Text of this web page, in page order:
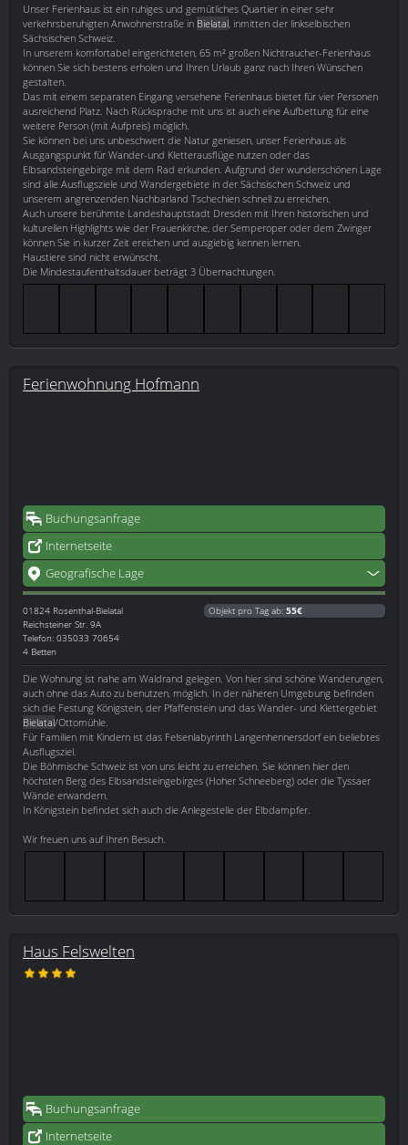
Unser Ferienhaus ist ein ruhiges und gemütliches Quartier in einer sehr
verkehrsberuhigten Anwohnerstraße in Bielatal , inmitten der linkselbischen
Sächsischen Schweiz.
In unserem komfortabel eingerichteten, 65 m² großen Nichtraucher-Ferienhaus
können Sie sich bestens erholen und Ihren Urlaub ganz nach Ihren Wünschen
gestalten.
Das mit einem separaten Eingang versehene Ferienhaus bietet für vier Personen
ausreichend Platz. Nach Rücksprache mit uns ist auch eine Aufbettung für eine
weitere Person (mit Aufpreis) möglich.
Sie können bei uns unbeschwert die Natur geniesen, unser Ferienhaus als
Ausgangspunkt für Wander-und Kletterausflüge nutzen oder das
Elbsandsteingebirge mit dem Rad erkunden. Aufgrund der wunderschönen Lage
sind alle Ausflugsziele und Wandergebiete in der Sächsischen Schweiz und
unserem angrenzenden Nachbarland Tschechien schnell zu erreichen.
Auch unsere berühmte Landeshauptstadt Dresden mit Ihren historischen und
kulturellen Highlights wie der Frauenkirche, der Semperoper oder dem Zwinger
können Sie in kurzer Zeit ereichen und ausgiebig kennen lernen.
Haustiere sind nicht erwünscht.
Die Mindestaufenthaltsdauer beträgt 3 Übernachtungen.
Ferienwohnung Hofmann
Buchungsanfrage
Internetseite
Geografische Lage
01824 Rosenthal-Bielatal
Reichsteiner Str. 9A
Telefon: 035033 70654
4 Betten
Objekt pro Tag ab: 55€
Die Wohnung ist nahe am Waldrand gelegen. Von hier sind schöne Wanderungen,
auch ohne das Auto zu benutzen, möglich. In der näheren Umgebung befinden
sich die Festung Königstein, der Pfaffenstein und das Wander- und Klettergebiet
Bielatal/Ottomühle.
Für Familien mit Kindern ist das Felsenlabyrinth Langenhennersdorf ein beliebtes
Ausflugsziel.
Die Böhmische Schweiz ist von uns leicht zu erreichen. Sie können hier den
höchsten Berg des Elbsandsteingebirges (Hoher Schneeberg) oder die Tyssaer
Wände erwandern.
In Königstein befindet sich auch die Anlegestelle der Elbdampfer.
Wir freuen uns auf Ihren Besuch.
Haus Felswelten
Buchungsanfrage
Internetseite